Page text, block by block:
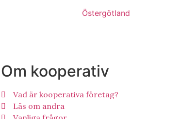
Östergötland
Om kooperativ
Vad är kooperativa företag?
Läs om andra